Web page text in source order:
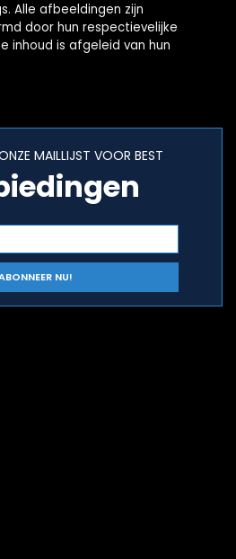
Alle afbeeldingen zijn
door hun respectievelijke
inhoud is afgeleid van hun
MAILLIJST VOOR BEST